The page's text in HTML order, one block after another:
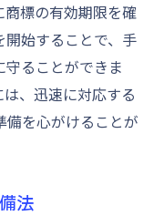
標の有効期限を確
始することで、手
ることができま
、迅速に対応する
備を心がけることが
法